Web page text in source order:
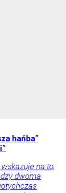
hańba”
na to,
dwoma